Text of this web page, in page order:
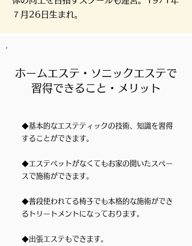
７月26日生まれ。
ホームエステ・ソニックエステで
​習得できること・メリット
◆基本的なエステティックの技術、知識を習得
することができます。
◆エステベットがなくてもお家の開いたスペー
スで施術ができます。
◆普段使われてる椅子でも本格的な施術ができ
るトリートメントになっております。
◆出張エステもできます。